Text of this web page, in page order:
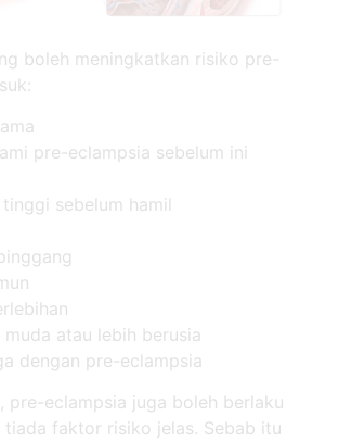
boleh meningkatkan risiko pre-
pre-eclampsia sebelum ini
sebelum hamil
atau lebih berusia
dengan pre-eclampsia
pre-eclampsia juga boleh berlaku
faktor risiko jelas. Sebab itu